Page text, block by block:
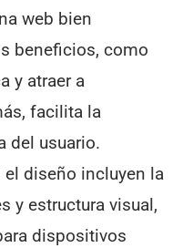
web bien
beneficios, como
y atraer a
facilita la
del usuario.
diseño incluyen la
y estructura visual,
dispositivos